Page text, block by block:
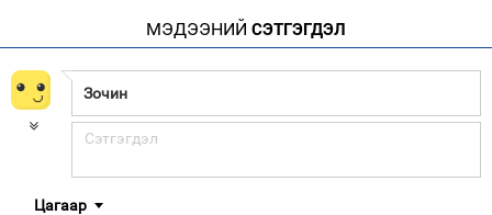
МЭДЭЭНИЙ СЭТГЭГДЭЛ
Цагаар